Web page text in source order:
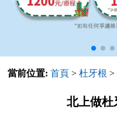
預約牙醫 contact us
當前位置: 首頁 >杜牙根 >
北上做杜